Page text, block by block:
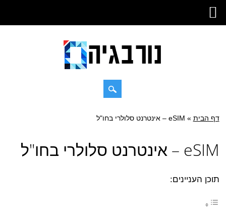
Main menu
Skip
דף הבית » eSIM – אינטרנט סלולרי בחו"ל
eSIM – אינטרנט סלולרי בחו"ל
תוכן העניינים: